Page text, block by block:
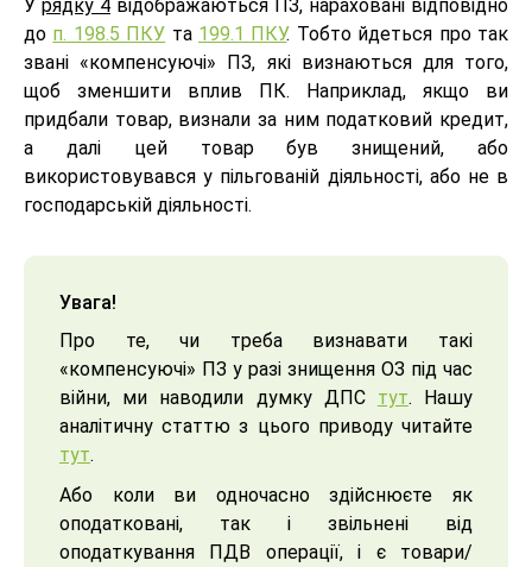
У рядку 4 відображаються ПЗ, нараховані відповідно
до п. 198.5 ПКУ та 199.1 ПКУ. Тобто йдеться про так
звані «компенсуючі» ПЗ, які визнаються для того,
щоб зменшити вплив ПК. Наприклад, якщо ви
придбали товар, визнали за ним податковий кредит,
а далі цей товар був знищений, або
використовувався у пільгованій діяльності, або не в
господарській діяльності.
Увага!
Про те, чи треба визнавати такі
«компенсуючі» ПЗ у разі знищення ОЗ під час
війни, ми наводили думку ДПС тут. Нашу
аналітичну статтю з цього приводу читайте
тут.
Або коли ви одночасно здійснюєте як
оподатковані, так і звільнені від
оподаткування ПДВ операції, і є товари/